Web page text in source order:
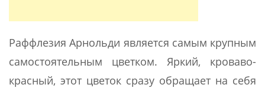
Раффлезия Арнольди является самым крупным
самостоятельным цветком. Яркий, кроваво-
красный, этот цветок сразу обращает на себя